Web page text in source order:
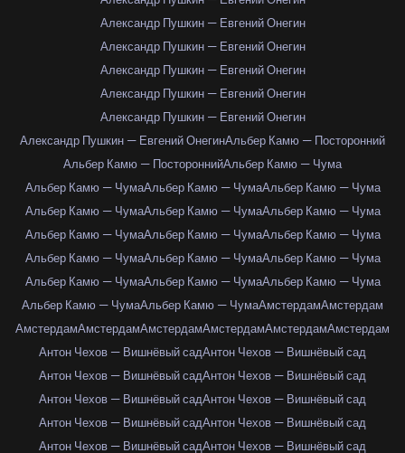
Александр Пушкин — Евгений Онегин
Александр Пушкин — Евгений Онегин
Александр Пушкин — Евгений Онегин
Александр Пушкин — Евгений Онегин
Александр Пушкин — Евгений Онегин
Александр Пушкин — Евгений ОнегинАльбер Камю — Посторонний
Альбер Камю — ПостороннийАльбер Камю — Чума
Альбер Камю — ЧумаАльбер Камю — ЧумаАльбер Камю — Чума
Альбер Камю — ЧумаАльбер Камю — ЧумаАльбер Камю — Чума
Альбер Камю — ЧумаАльбер Камю — ЧумаАльбер Камю — Чума
Альбер Камю — ЧумаАльбер Камю — ЧумаАльбер Камю — Чума
Альбер Камю — ЧумаАльбер Камю — ЧумаАльбер Камю — Чума
Альбер Камю — ЧумаАльбер Камю — ЧумаАмстердамАмстердам
АмстердамАмстердамАмстердамАмстердамАмстердамАмстердам
Антон Чехов — Вишнёвый садАнтон Чехов — Вишнёвый сад
Антон Чехов — Вишнёвый садАнтон Чехов — Вишнёвый сад
Антон Чехов — Вишнёвый садАнтон Чехов — Вишнёвый сад
Антон Чехов — Вишнёвый садАнтон Чехов — Вишнёвый сад
Антон Чехов — Вишнёвый садАнтон Чехов — Вишнёвый сад